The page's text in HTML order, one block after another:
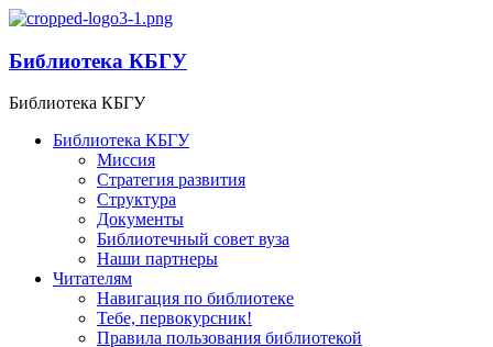
Библиотека КБГУ
Библиотека КБГУ
Библиотека КБГУ
Миссия
Стратегия развития
Структура
Документы
Библиотечный совет вуза
Наши партнеры
Читателям
Навигация по библиотеке
Тебе, первокурсник!
Правила пользования библиотекой